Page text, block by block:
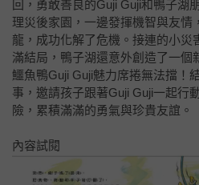
回，勇敢善良的Guji Guji和鴨子湖
理災後家園，一邊發揮機智與友情
龍，成功化解了危機。接連的小災
滿結局，鴨子湖還意外創造了一個
鱷魚鴨Guji Guji魅力席捲無法擋！
事，邀請孩子跟著Guji Guji一起行
險，累積滿滿的勇氣與珍貴友誼。
內容試閱